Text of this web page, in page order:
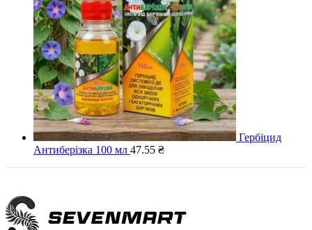
Гербіцид
Антиберізка 100 мл 47.55 ₴